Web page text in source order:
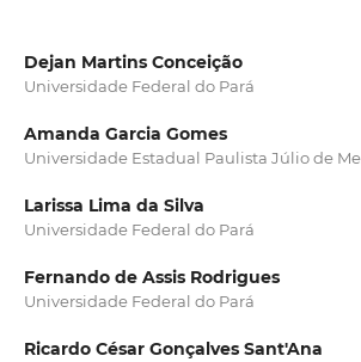
Dejan Martins Conceição
Universidade Federal do Pará
Amanda Garcia Gomes
Universidade Estadual Paulista Júlio de
Larissa Lima da Silva
Universidade Federal do Pará
Fernando de Assis Rodrigues
Universidade Federal do Pará
Ricardo César Gonçalves Sant'Ana